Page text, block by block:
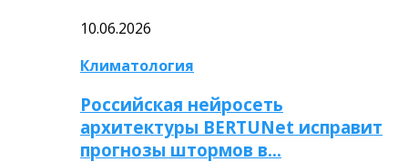
10.06.2026
Климатология
Российская нейросеть
архитектуры BERTUNet исправит
прогнозы штормов в…